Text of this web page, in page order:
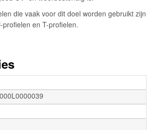
die vaak voor dit doel worden gebruikt zijn
en T-profielen.